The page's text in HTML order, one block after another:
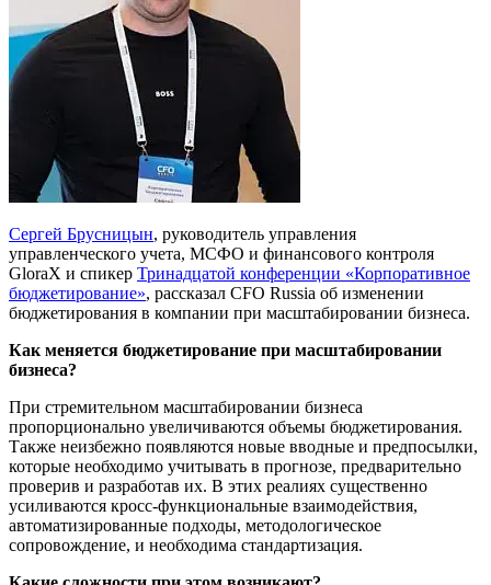
Сергей Брусницын, руководитель управления
управленческого учета, МСФО и финансового контроля
GloraX и спикер Тринадцатой конференции «Корпоративное
бюджетирование», рассказал CFO Russia об изменении
бюджетирования в компании при масштабировании бизнеса.
Как меняется бюджетирование при масштабировании
бизнеса?
При стремительном масштабировании бизнеса
пропорционально увеличиваются объемы бюджетирования.
Также неизбежно появляются новые вводные и предпосылки,
которые необходимо учитывать в прогнозе, предварительно
проверив и разработав их. В этих реалиях существенно
усиливаются кросс-функциональные взаимодействия,
автоматизированные подходы, методологическое
сопровождение, и необходима стандартизация.